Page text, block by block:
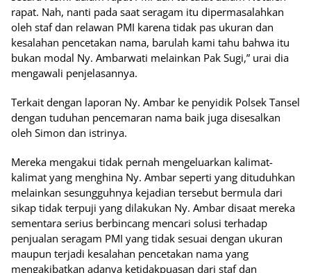
rapat. Nah, nanti pada saat seragam itu dipermasalahkan
oleh staf dan relawan PMI karena tidak pas ukuran dan
kesalahan pencetakan nama, barulah kami tahu bahwa itu
bukan modal Ny. Ambarwati melainkan Pak Sugi,” urai dia
mengawali penjelasannya.
Terkait dengan laporan Ny. Ambar ke penyidik Polsek Tansel
dengan tuduhan pencemaran nama baik juga disesalkan
oleh Simon dan istrinya.
Mereka mengakui tidak pernah mengeluarkan kalimat-
kalimat yang menghina Ny. Ambar seperti yang dituduhkan
melainkan sesungguhnya kejadian tersebut bermula dari
sikap tidak terpuji yang dilakukan Ny. Ambar disaat mereka
sementara serius berbincang mencari solusi terhadap
penjualan seragam PMI yang tidak sesuai dengan ukuran
maupun terjadi kesalahan pencetakan nama yang
mengakibatkan adanya ketidakpuasan dari staf dan